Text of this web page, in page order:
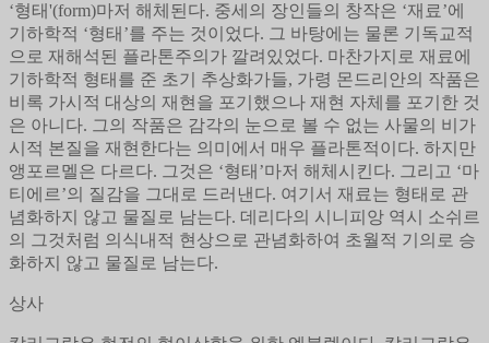
‘형태'(form)마저 해체된다. 중세의 장인들의 창작은 ‘재료’에
기하학적 ‘형태’를 주는 것이었다. 그 바탕에는 물론 기독교적
으로 재해석된 플라톤주의가 깔려있었다. 마찬가지로 재료에
기하학적 형태를 준 초기 추상화가들, 가령 몬드리안의 작품은
비록 가시적 대상의 재현을 포기했으나 재현 자체를 포기한 것
은 아니다. 그의 작품은 감각의 눈으로 볼 수 없는 사물의 비가
시적 본질을 재현한다는 의미에서 매우 플라톤적이다. 하지만
앵포르멜은 다르다. 그것은 ‘형태’마저 해체시킨다. 그리고 ‘마
티에르’의 질감을 그대로 드러낸다. 여기서 재료는 형태로 관
념화하지 않고 물질로 남는다. 데리다의 시니피앙 역시 소쉬르
의 그것처럼 의식내적 현상으로 관념화하여 초월적 기의로 승
화하지 않고 물질로 남는다.
상사